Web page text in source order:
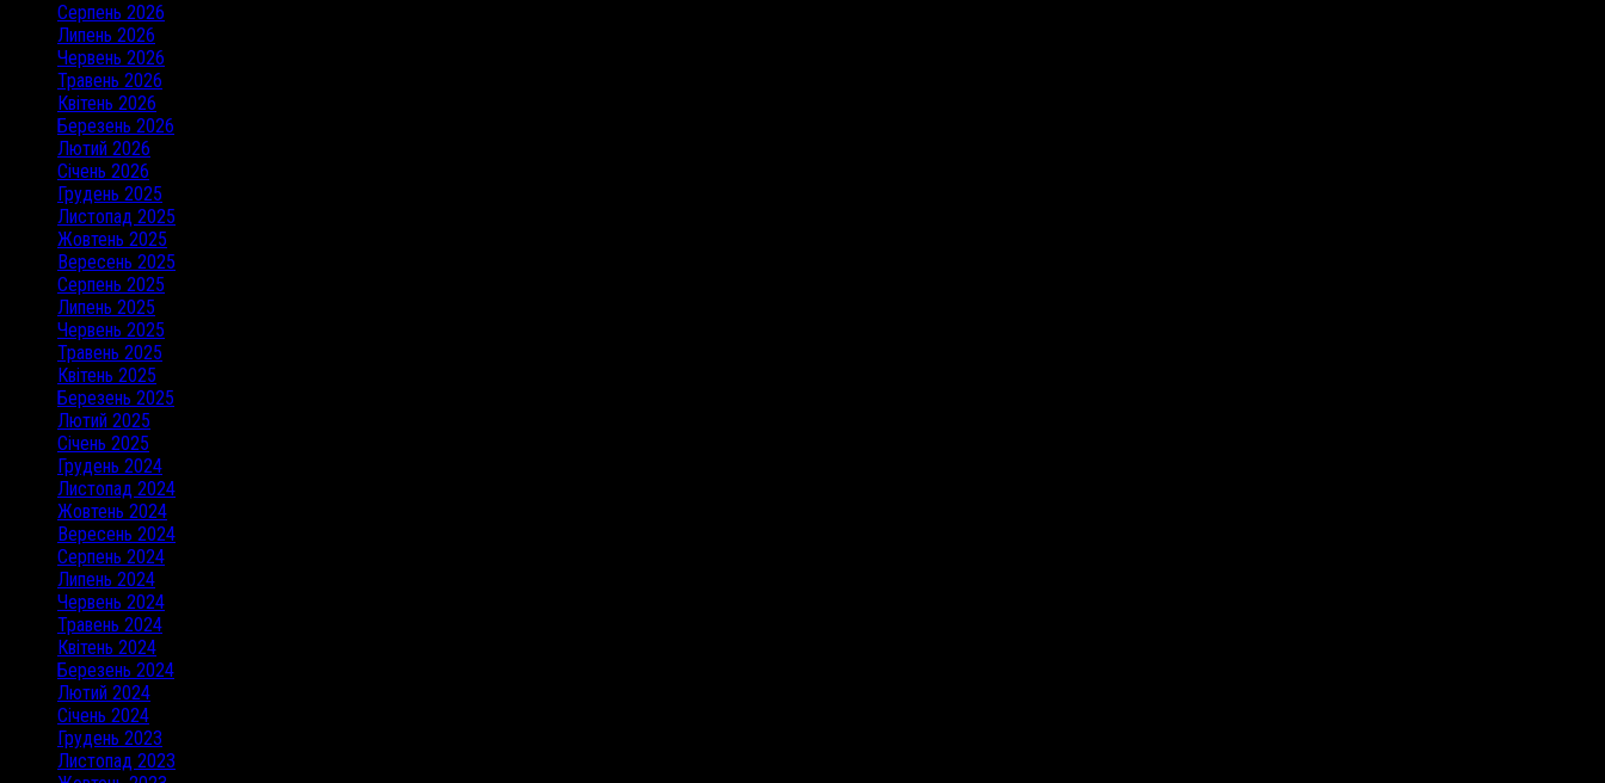
Серпень 2026
Липень 2026
Червень 2026
Травень 2026
Квітень 2026
Березень 2026
Лютий 2026
Січень 2026
Грудень 2025
Листопад 2025
Жовтень 2025
Вересень 2025
Серпень 2025
Липень 2025
Червень 2025
Травень 2025
Квітень 2025
Березень 2025
Лютий 2025
Січень 2025
Грудень 2024
Листопад 2024
Жовтень 2024
Вересень 2024
Серпень 2024
Липень 2024
Червень 2024
Травень 2024
Квітень 2024
Березень 2024
Лютий 2024
Січень 2024
Грудень 2023
Листопад 2023